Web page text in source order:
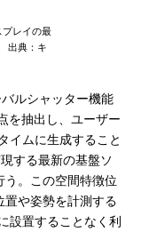
プレイの最
出典：キ
ルシャッター機能
を抽出し、ユーザー
イムに生成すること
する最新の基盤ソ
う。この空間特徴位
や姿勢を計測する
設置することなく利